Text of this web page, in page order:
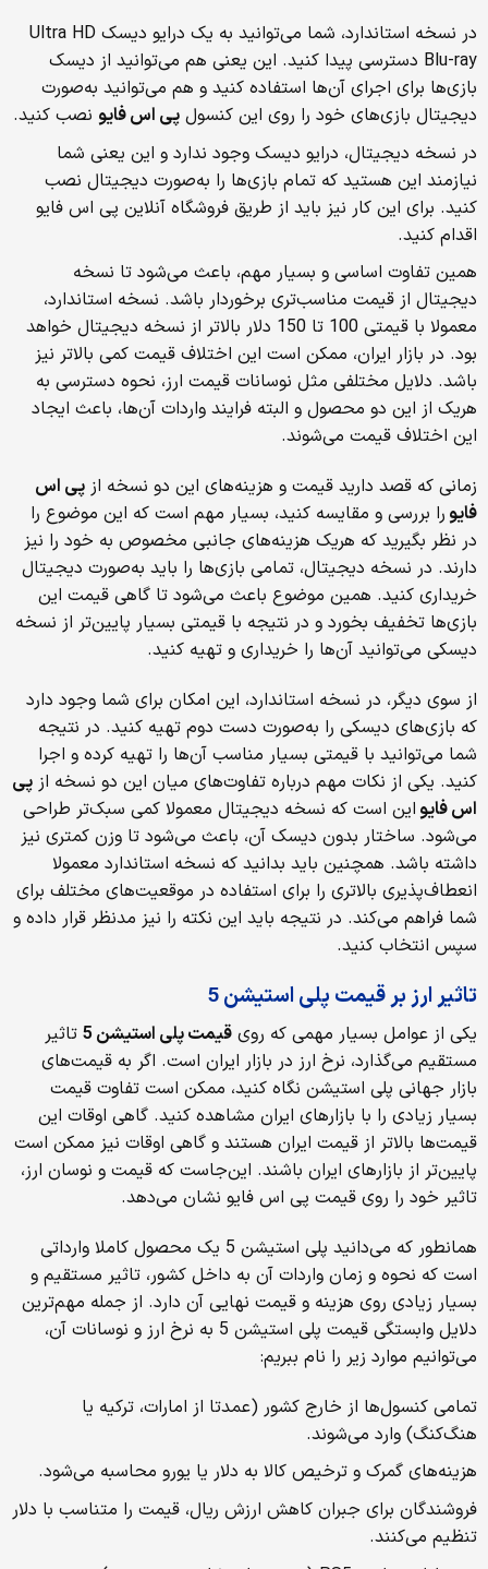
در نسخه استاندارد، شما می‌توانید به یک درایو دیسک Ultra HD
Blu-ray دسترسی پیدا کنید. این یعنی هم می‌توانید از دیسک
بازی‌ها برای اجرای آن‌ها استفاده کنید و هم می‌توانید به‌صورت
دیجیتال بازی‌های خود را روی این کنسول پی اس فایو نصب کنید.
در نسخه دیجیتال، درایو دیسک وجود ندارد و این یعنی شما
نیازمند این هستید که تمام بازی‌ها را به‌صورت دیجیتال نصب
کنید. برای این کار نیز باید از طریق فروشگاه آنلاین پی اس فایو
اقدام کنید.
همین تفاوت اساسی و بسیار مهم، باعث می‌شود تا نسخه
دیجیتال از قیمت مناسب‌تری برخوردار باشد. نسخه استاندارد،
معمولا با قیمتی 100 تا 150 دلار بالاتر از نسخه دیجیتال خواهد
بود. در بازار ایران، ممکن است این اختلاف قیمت کمی بالاتر نیز
باشد. دلایل مختلفی مثل نوسانات قیمت ارز، نحوه دسترسی به
هریک از این دو محصول و البته فرایند واردات آن‌ها، باعث ایجاد
این اختلاف قیمت می‌شوند.
زمانی که قصد دارید قیمت و هزینه‌های این دو نسخه از پی اس
فایورا بررسی و مقایسه کنید، بسیار مهم است که این موضوع را
در نظر بگیرید که هریک هزینه‌های جانبی مخصوص به خود را نیز
دارند. در نسخه دیجیتال، تمامی بازی‌ها را باید به‌صورت دیجیتال
خریداری کنید. همین موضوع باعث می‌شود تا گاهی قیمت این
بازی‌ها تخفیف بخورد و در نتیجه با قیمتی بسیار پایین‌تر از نسخه
دیسکی می‌توانید آن‌ها را خریداری و تهیه کنید.
از سوی دیگر، در نسخه استاندارد، این امکان برای شما وجود دارد
که بازی‌های دیسکی را به‌صورت دست دوم تهیه کنید. در نتیجه
شما می‌توانید با قیمتی بسیار مناسب آن‌ها را تهیه کرده و اجرا
کنید. یکی از نکات مهم درباره تفاوت‌های میان این دو نسخه از پی
اس فایواین است که نسخه دیجیتال معمولا کمی سبک‌تر طراحی
می‌شود. ساختار بدون دیسک آن، باعث می‌شود تا وزن کمتری نیز
داشته باشد. همچنین باید بدانید که نسخه استاندارد معمولا
انعطاف‌پذیری بالاتری را برای استفاده در موقعیت‌های مختلف برای
شما فراهم می‌کند. در نتیجه باید این نکته را نیز مدنظر قرار داده و
سپس انتخاب کنید.
تاثیر ارز بر قیمت پلی استیشن 5
یکی از عوامل بسیار مهمی که روی قیمت پلی استیشن 5
تاثیر
مستقیم می‌گذارد، نرخ ارز در بازار ایران است. اگر به قیمت‌های
بازار جهانی پلی استیشن نگاه کنید، ممکن است تفاوت قیمت
بسیار زیادی را با بازارهای ایران مشاهده کنید. گاهی اوقات این
قیمت‌ها بالاتر از قیمت ایران هستند و گاهی اوقات نیز ممکن است
پایین‌تر از بازارهای ایران باشند. این‌جاست که قیمت و نوسان ارز،
تاثیر خود را روی قیمت پی اس فایو نشان می‌دهد.
همانطور که می‌دانید پلی استیشن 5 یک محصول کاملا وارداتی
است که نحوه و زمان واردات آن به داخل کشور، تاثیر مستقیم و
بسیار زیادی روی هزینه و قیمت نهایی آن دارد. از جمله مهم‌ترین
دلایل وابستگی قیمت پلی استیشن 5 به نرخ ارز و نوسانات آن،
می‌توانیم موارد زیر را نام ببریم:
تمامی کنسول‌ها از خارج کشور (عمدتا از امارات، ترکیه یا
هنگ‌کنگ) وارد می‌شوند.
هزینه‌های گمرک و ترخیص کالا به دلار یا یورو محاسبه می‌شود.
فروشندگان برای جبران کاهش ارزش ریال، قیمت را متناسب با دلار
تنظیم می‌کنند.